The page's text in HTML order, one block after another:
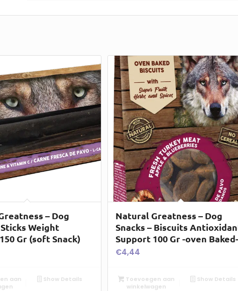
– Dog
Sticks Weight
Gr (soft Snack)
aan
Show Details
Natural Greatness – Dog
Snacks – Biscuits
Support 100 Gr -oven Baked-
€4,44
Toevoegen aan
winkelwagen
Show Details